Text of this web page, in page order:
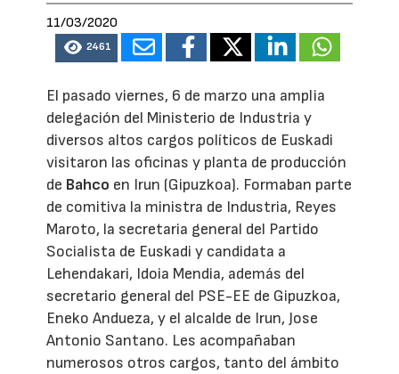
11/03/2020
2461
El pasado viernes, 6 de marzo una amplia
delegación del Ministerio de Industria y
diversos altos cargos políticos de Euskadi
visitaron las oficinas y planta de producción
de Bahco en Irun (Gipuzkoa). Formaban parte
de comitiva la ministra de Industria, Reyes
Maroto, la secretaria general del Partido
Socialista de Euskadi y candidata a
Lehendakari, Idoia Mendia, además del
secretario general del PSE-EE de Gipuzkoa,
Eneko Andueza, y el alcalde de Irun, Jose
Antonio Santano. Les acompañaban
numerosos otros cargos, tanto del ámbito